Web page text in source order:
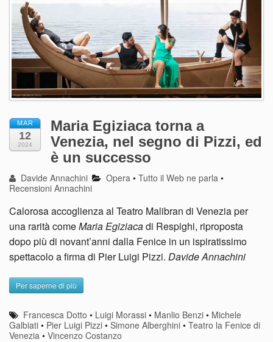
MAR
12
2024
Maria Egiziaca torna a
Venezia, nel segno di Pizzi, ed
è un successo
Davide Annachini Opera •Tutto il Web ne parla •
Recensioni Annachini
Calorosa accoglienza al Teatro Malibran di Venezia per
una rarità comeMaria Egiziacadi Respighi, riproposta
dopo più di novant’anni dalla Fenice in un ispiratissimo
spettacolo a firma di Pier Luigi Pizzi. Davide Annachini
Per saperne di più
Francesca Dotto • Luigi Morassi • Manlio Benzi • Michele
Galbiati • Pier Luigi Pizzi • Simone Alberghini • Teatro la Fenice di
Venezia • Vincenzo Costanzo